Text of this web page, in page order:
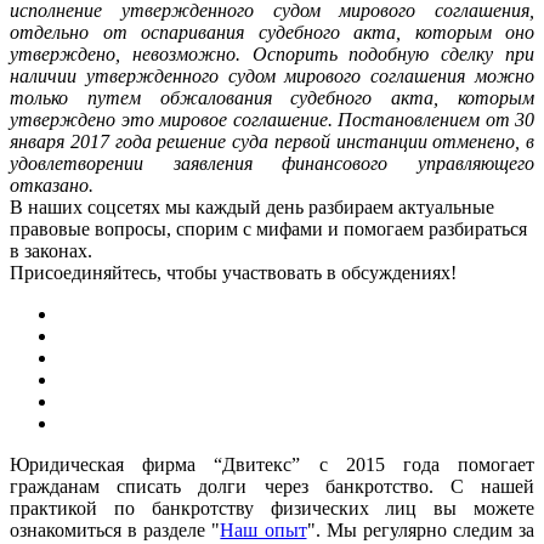
исполнение утвержденного судом мирового соглашения,
отдельно от оспаривания судебного акта, которым оно
утверждено, невозможно. Оспорить подобную сделку при
наличии утвержденного судом мирового соглашения можно
только путем обжалования судебного акта, которым
утверждено это мировое соглашение. Постановлением от 30
января 2017 года решение суда первой инстанции отменено, в
удовлетворении заявления финансового управляющего
отказано.
В наших соцсетях мы каждый день разбираем актуальные
правовые вопросы, спорим с мифами и помогаем разбираться
в законах.
Присоединяйтесь, чтобы участвовать в обсуждениях!
Юридическая фирма “Двитекс” с 2015 года помогает
гражданам списать долги через банкротство. С нашей
практикой по банкротству физических лиц вы можете
ознакомиться в разделе "Наш опыт". Мы регулярно следим за